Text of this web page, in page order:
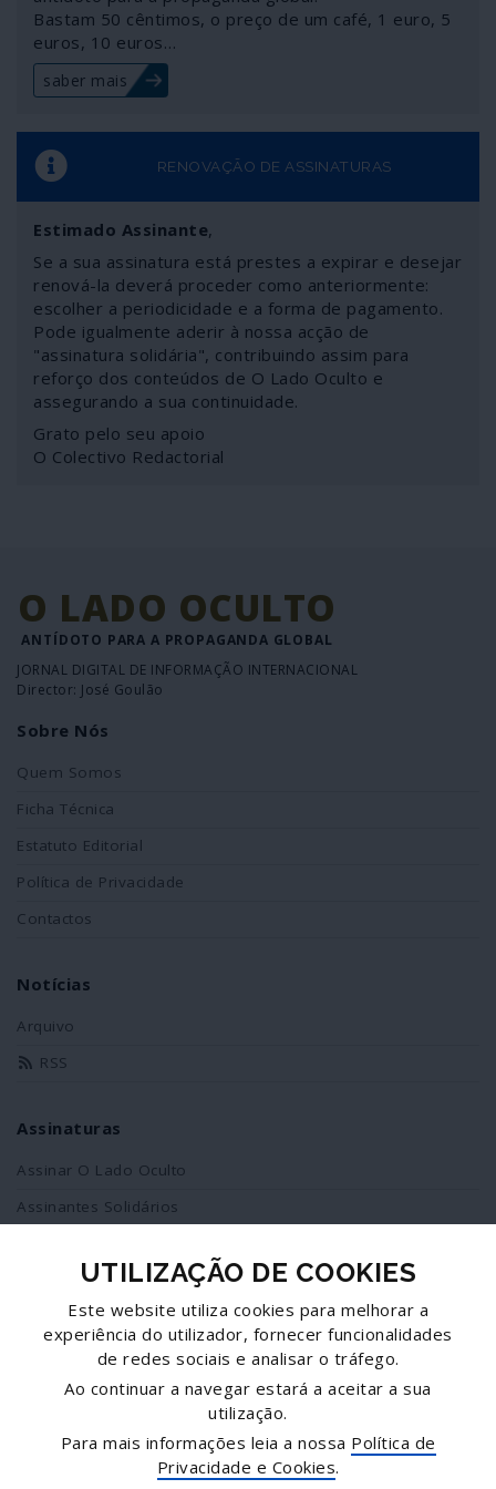
Bastam 50 cêntimos, o preço de um café, 1 euro, 5
euros, 10 euros…
saber mais
RENOVAÇÃO DE ASSINATURAS
Estimado Assinante,
Se a sua assinatura está prestes a expirar e desejar
renová-la deverá proceder como anteriormente:
escolher a periodicidade e a forma de pagamento.
Pode igualmente aderir à nossa acção de
"assinatura solidária", contribuindo assim para
reforço dos conteúdos de O Lado Oculto e
assegurando a sua continuidade.
Grato pelo seu apoio
O Colectivo Redactorial
O LADO OCULTO
ANTÍDOTO PARA A PROPAGANDA GLOBAL
JORNAL DIGITAL DE INFORMAÇÃO INTERNACIONAL
Director: José Goulão
Sobre Nós
Quem Somos
Ficha Técnica
Estatuto Editorial
Política de Privacidade
Contactos
Notícias
Arquivo
RSS
Assinaturas
Assinar O Lado Oculto
Assinantes Solidários
Redes Sociais
Siga-nos no facebook
Twitter
UTILIZAÇÃO DE COOKIES
Este website utiliza cookies para melhorar a
experiência do utilizador, fornecer funcionalidades
de redes sociais e analisar o tráfego.
Ao continuar a navegar estará a aceitar a sua
utilização.
Para mais informações leia a nossa Política de
Privacidade e Cookies.